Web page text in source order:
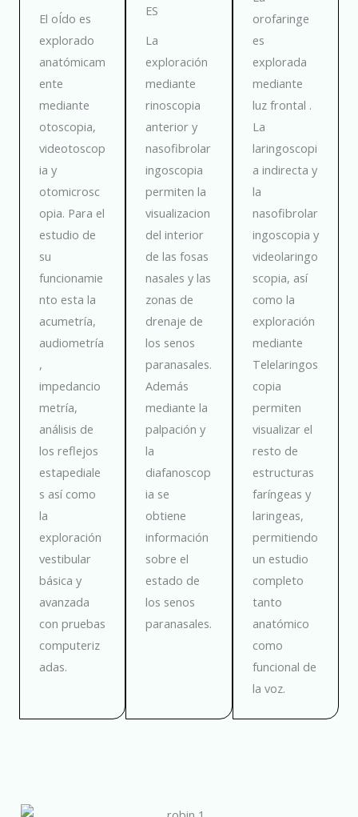
El oÍdo es
explorado
anatómicam
ente
mediante
otoscopia,
videotoscop
ia y
otomicrosc
opia. Para el
estudio de
su
funcionamie
nto esta la
acumetría,
audiometría
,
impedancio
metría,
análisis de
los reflejos
estapediale
s así como
la
exploración
vestibular
básica y
avanzada
con pruebas
computeriz
adas.
ES
La
exploración
mediante
rinoscopia
anterior y
nasofibrolar
ingoscopia
permiten la
visualizacion
del interior
de las fosas
nasales y las
zonas de
drenaje de
los senos
paranasales.
Además
mediante la
palpación y
la
diafanoscop
ia se
obtiene
información
sobre el
estado de
los senos
paranasales.
orofaringe
es
explorada
mediante
luz frontal .
La
laringoscopi
a indirecta y
la
nasofibrolar
ingoscopia y
videolaringo
scopia, así
como la
exploración
mediante
Telelaringos
copia
permiten
visualizar el
resto de
estructuras
faríngeas y
laringeas,
permitiendo
un estudio
completo
tanto
anatómico
como
funcional de
la voz.